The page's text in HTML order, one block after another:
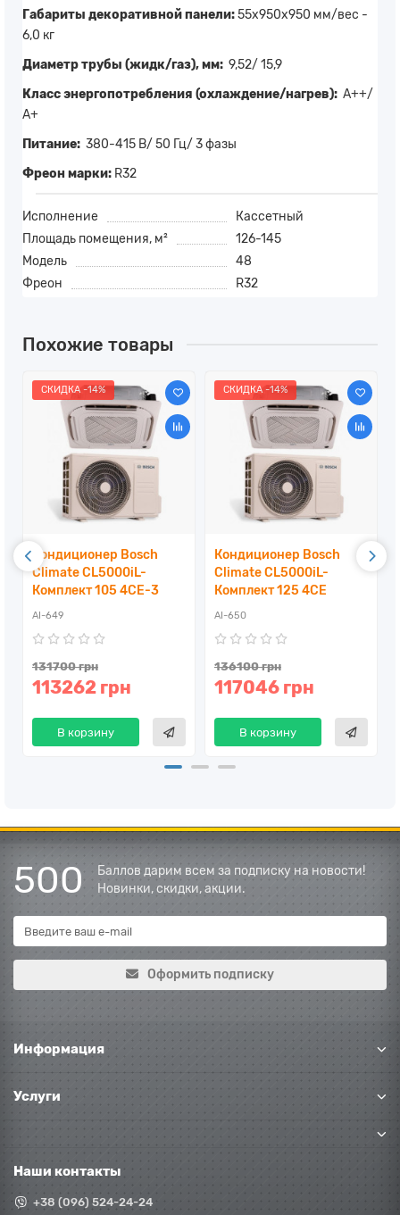
Габариты декоративной панели:55х950х950 мм/вес -
6,0 кг
Диаметр трубы (жидк/газ), мм: 9,52/ 15,9
Класс энергопотребления (охлаждение/нагрев): А++/
А+
Питание: 380-415 В/ 50 Гц/ 3 фазы
Фреон марки: R32
Исполнение
Кассетный
Площадь помещения, м²
126-145
Модель
48
Фреон
R32
Похожие товары
СКИДКА -14%
Кондиционер Bosch
Climate CL5000iL-
Комплект 105 4CE-3
AI-649
131700 грн
113262 грн
В корзину
СКИДКА -14%
Кондиционер Bosch
Climate CL5000iL-
Комплект 125 4CE
AI-650
136100 грн
117046 грн
В корзину
500
Баллов дарим всем за подписку на новости!
Новинки, скидки, акции.
Оформить подписку
Информация
Услуги
Наши контакты
+38 (096) 524-24-24